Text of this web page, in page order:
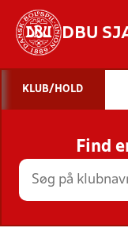
DBU
KLUB/HOLD
Find